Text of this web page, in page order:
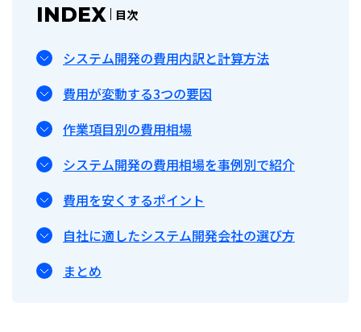
INDEX 目次
システム開発の費用内訳と計算方法
費用が変動する3つの要因
作業項目別の費用相場
システム開発の費用相場を事例別で紹介
費用を安くするポイント
自社に適したシステム開発会社の選び方
まとめ